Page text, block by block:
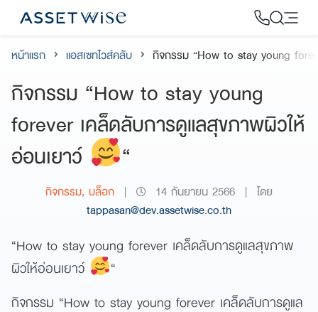
content
หน้าแรก แอสเซทไวส์คลับ กิจกรรม “How to stay young
กิจกรรม “How to stay young
forever เคล็ดลับการดูแลสุขภาพผิวให้
อ่อนเยาว์
“
กิจกรรม, บล็อก | 14 กันยายน 2566 | โดย
tappasan@dev.assetwise.co.th
“How to stay young forever เคล็ดลับการดูแลสุขภาพ
ผิวให้อ่อนเยาว์
“
กิจกรรม “How to stay young forever เคล็ดลับการดูแล